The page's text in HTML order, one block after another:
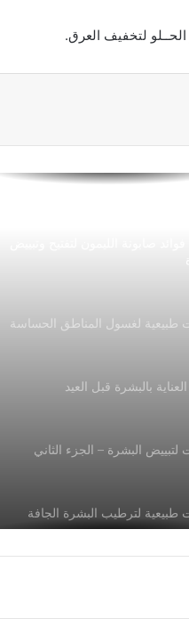
الحــلو لتخفيف العرق.
فوائد الكولاجين للبشرة
السوداء
طبيعية لغسول المناطق الحساسة
بالبشرة قبل العيد
البشرة – الجزء الثاني
طبيعية لترطيب البشرة الجافة